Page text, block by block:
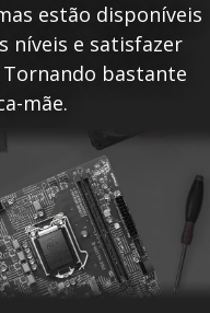
estão disponíveis
níveis e satisfazer
bastante
mãe.